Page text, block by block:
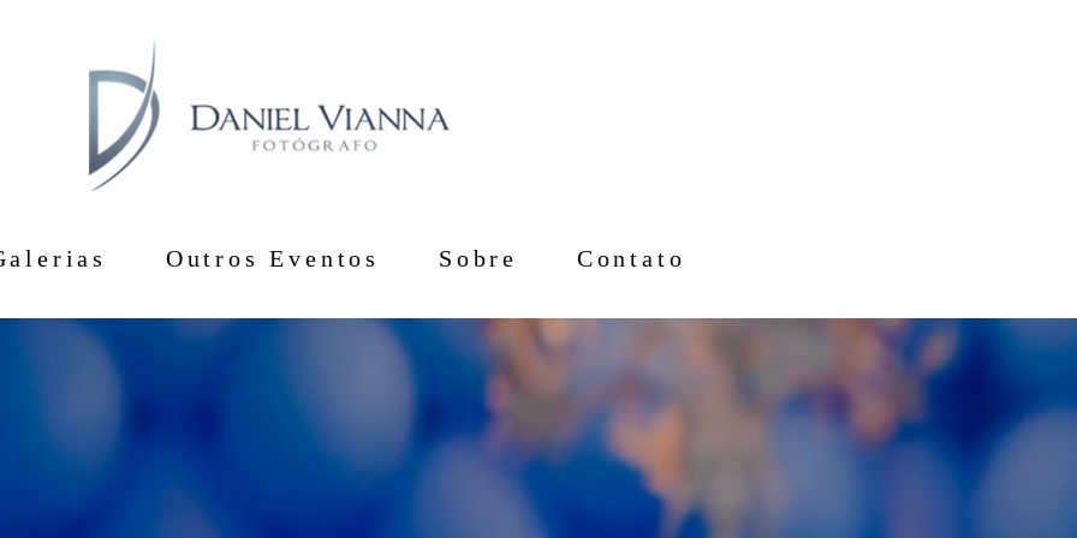
Outros Eventos Sobre Contato